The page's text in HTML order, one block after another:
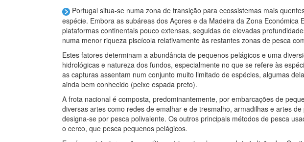
Portugal situa-se numa zona de transição para ecossistemas mais
espécie. Embora as subáreas dos Açores e da Madeira da Zona
plataformas continentais pouco extensas, seguidas de elevadas
numa menor riqueza piscícola relativamente às restantes zonas de pesca
Estes fatores determinam a abundância de pequenos pelágicos e uma
hidrológicas e natureza dos fundos, especialmente no que se refere às
as capturas assentam num conjunto muito limitado de espécies, algumas
ainda bem conhecido (peixe espada preto).
A frota nacional é composta, predominantemente, por embarcações de
diversas artes como redes de emalhar e de tresmalho, armadilhas e artes
designa-se por pesca polivalente. Os outros principais métodos de pesca
o cerco, que pesca pequenos pelágicos.